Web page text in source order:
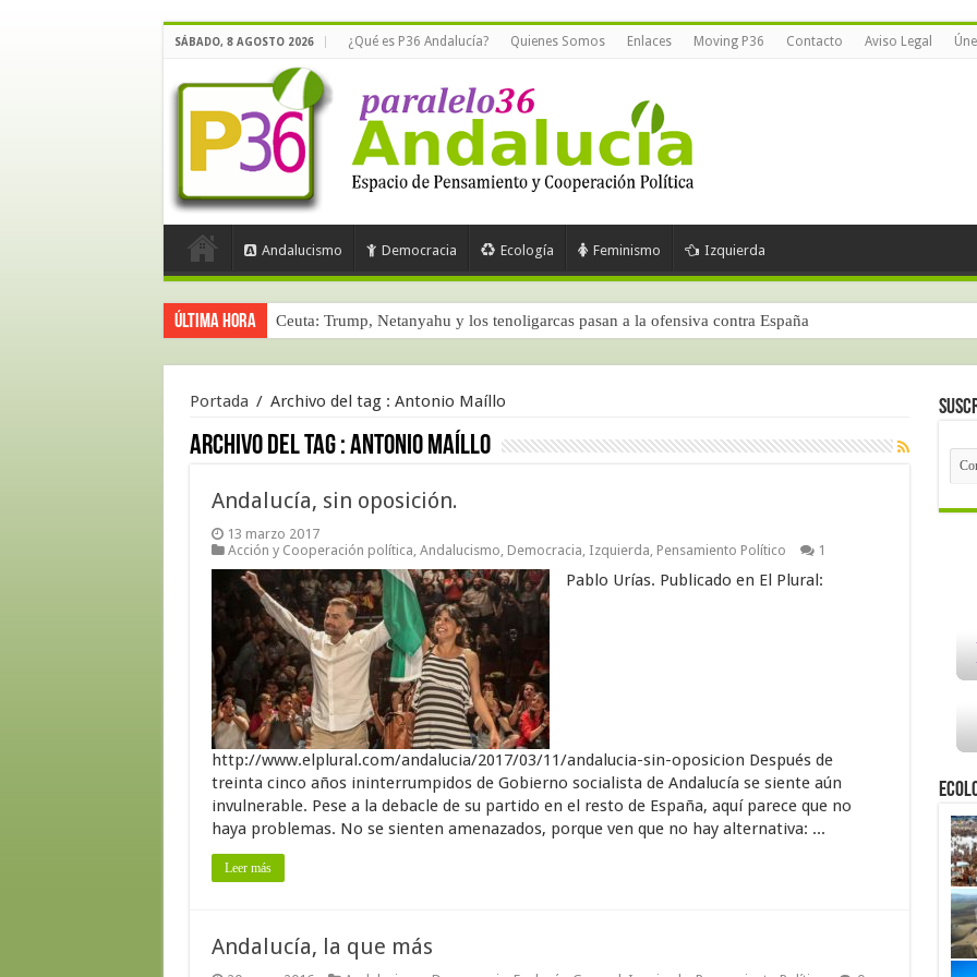
SÁBADO, 8 AGOSTO 2026 ¿Qué es P36 Andalucía? Quienes Somos Enlaces Moving P36 Contacto Aviso Legal
Andalucismo Democracia Ecología Feminismo Izquierda
Última hora Ceuta: Trump, Netanyahu y los tenoligarcas pasan a la ofensiva contra España
Portada / Archivo del tag : Antonio Maíllo
Archivo del tag :Antonio Maíllo
Andalucía, sin oposición.
13 marzo 2017
Acción y Cooperación política, Andalucismo, Democracia, Izquierda, Pensamiento Político 1
Pablo Urías. Publicado en El Plural:
http://www.elplural.com/andalucia/2017/03/11/andalucia-sin-oposicion Después de
treinta cinco años ininterrumpidos de Gobierno socialista de Andalucía se siente aún
invulnerable. Pese a la debacle de su partido en el resto de España, aquí parece que no
haya problemas. No se sienten amenazados, porque ven que no hay alternativa: ...
Leer más
Andalucía, la que más